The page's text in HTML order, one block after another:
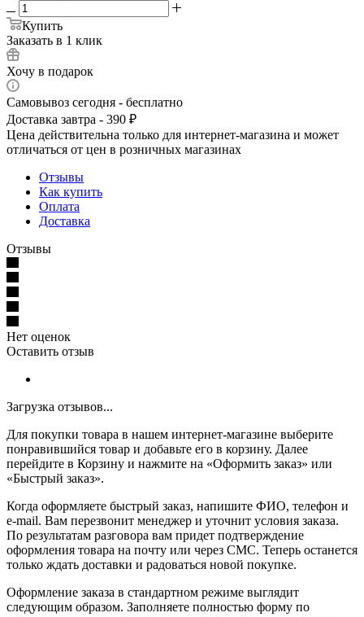
Купить
Заказать в 1 клик
Хочу в подарок
Самовывоз сегодня - бесплатно
Доставка завтра - 390 ₽
Цена действительна только для интернет-магазина и может
отличаться от цен в розничных магазинах
Отзывы
Как купить
Оплата
Доставка
Отзывы
Нет оценок
Оставить отзыв
Загрузка отзывов...
Для покупки товара в нашем интернет-магазине выберите
понравившийся товар и добавьте его в корзину. Далее
перейдите в Корзину и нажмите на «Оформить заказ» или
«Быстрый заказ».
Когда оформляете быстрый заказ, напишите ФИО, телефон и
e-mail. Вам перезвонит менеджер и уточнит условия заказа.
По результатам разговора вам придет подтверждение
оформления товара на почту или через СМС. Теперь останется
только ждать доставки и радоваться новой покупке.
Оформление заказа в стандартном режиме выглядит
следующим образом. Заполняете полностью форму по